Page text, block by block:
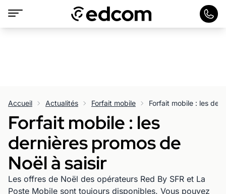
Accueil Actualités Forfait mobile Forfait mobile : les
Forfait mobile : les
dernières promos de
Noël à saisir
Les offres de Noël des opérateurs Red By SFR et La
Poste Mobile sont toujours disponibles. Vous pouvez